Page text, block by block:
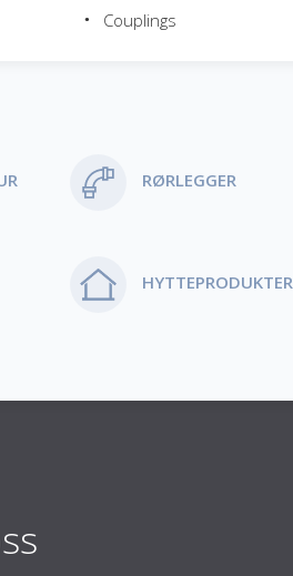
Couplings
RØRLEGGER
HYTTEPRODUKTER